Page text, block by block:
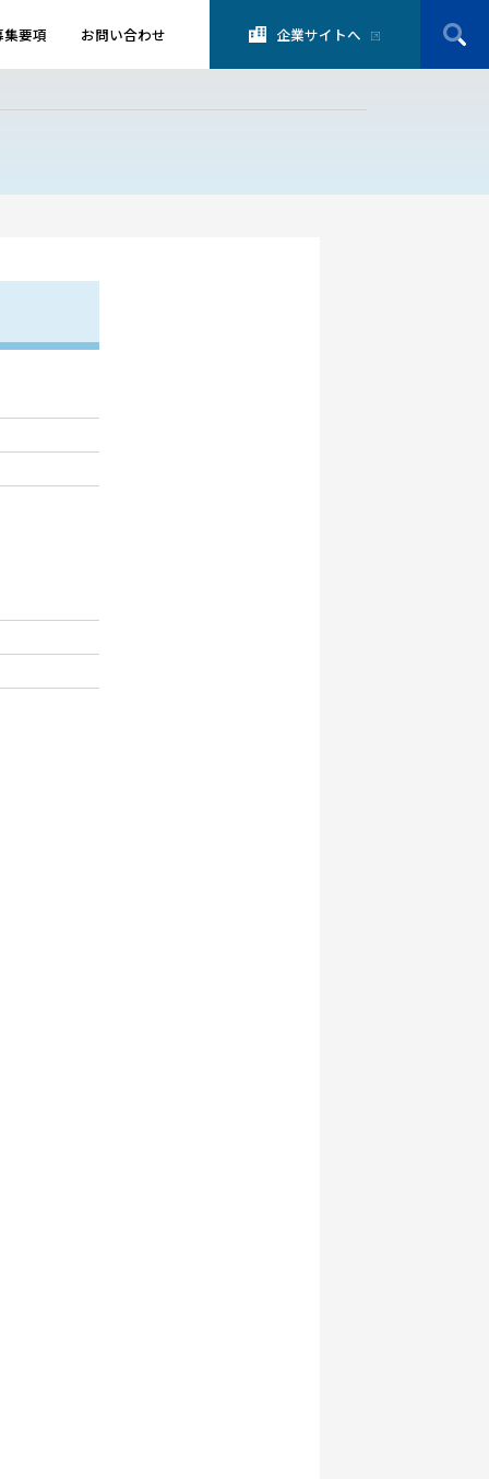
集要項 お問い合わせ 企業サイトへ